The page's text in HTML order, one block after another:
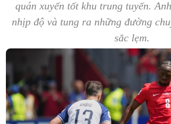
quán xuyến tốt khu trung tuyến.
nhịp độ và tung ra những đường
sắc lẹm.